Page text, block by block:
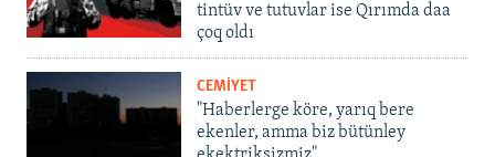
tintüv ve tutuvlar ise Qırımda daa
çoq oldı
CEMİYET
"Haberlerge köre, yarıq bere
ekenler, amma biz bütünley